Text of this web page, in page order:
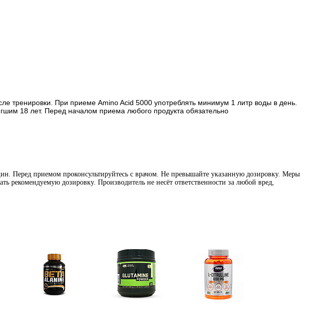
тренировки. При приеме Amino Acid 5000 употреблять минимум 1 литр воды в день.
18 лет. Перед началом приема любого продукта обязательно
Перед приемом проконсультируйтесь с врачом. Не превышайте указанную дозировку. Меры
рекомендуемую дозировку. Производитель не несёт ответственности за любой вред,